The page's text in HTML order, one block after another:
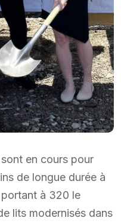
en cours pour
de longue durée à
à 320 le
lits modernisés dans